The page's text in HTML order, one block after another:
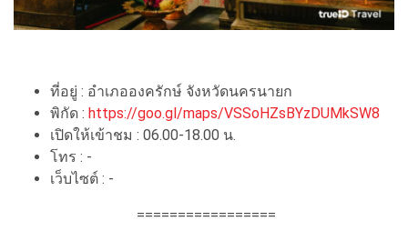
ที่อยู่ : อำเภอองครักษ์ จังหวัดนครนายก
พิกัด : https://goo.gl/maps/VSSoHZsBYzDUMkSW8
เปิดให้เข้าชม : 06.00-18.00 น.
โทร : -
เว็บไซต์ : -
=================